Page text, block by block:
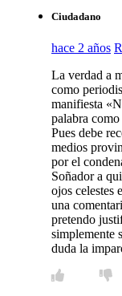
Ciudadano
hace 2 años
La verdad a
como
manifiesta
palabra
Pues debe
medios
por el
Soñador a
ojos celestes
una
pretendo
simplemente
duda la